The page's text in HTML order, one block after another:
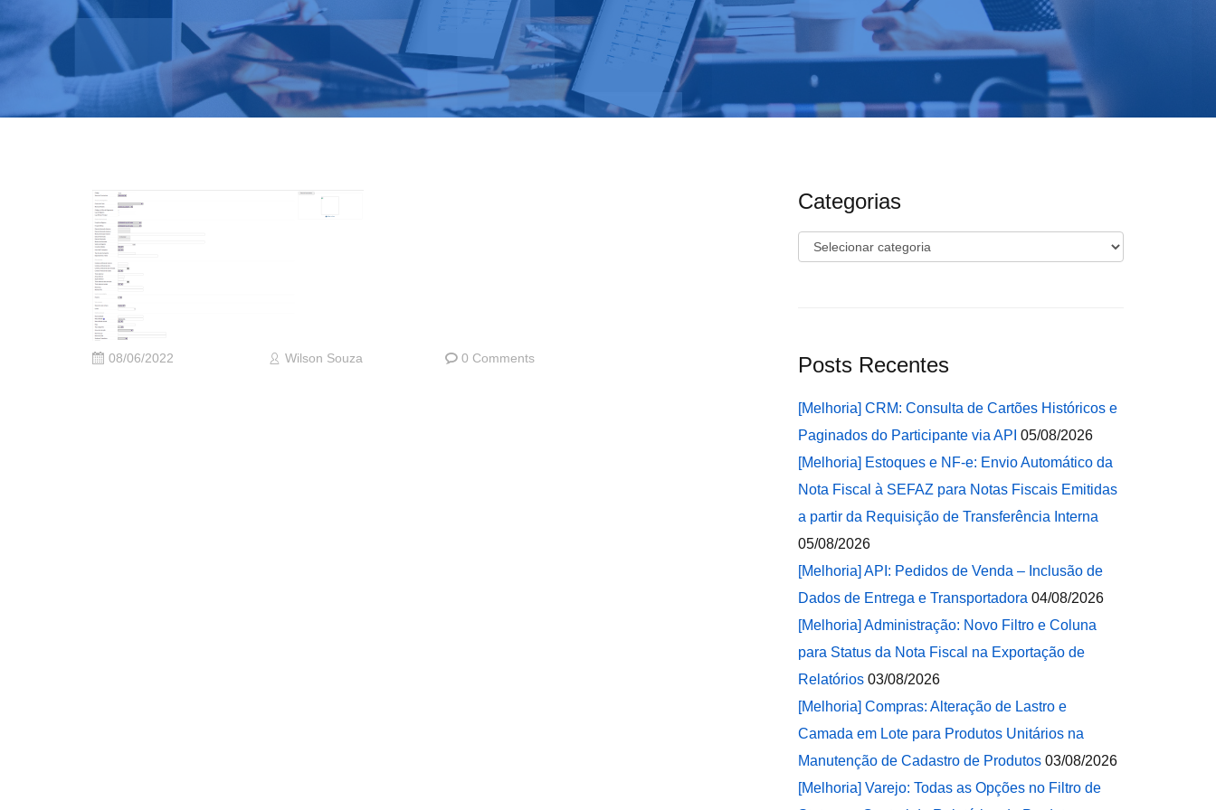
08/06/2022 Wilson Souza 0 Comments
Categorias
Categorias
Posts Recentes
[Melhoria] CRM: Consulta de Cartões Históricos e
Paginados do Participante via API 05/08/2026
[Melhoria] Estoques e NF-e: Envio Automático da
Nota Fiscal à SEFAZ para Notas Fiscais Emitidas
a partir da Requisição de Transferência Interna
05/08/2026
[Melhoria] API: Pedidos de Venda – Inclusão de
Dados de Entrega e Transportadora 04/08/2026
[Melhoria] Administração: Novo Filtro e Coluna
para Status da Nota Fiscal na Exportação de
Relatórios 03/08/2026
[Melhoria] Compras: Alteração de Lastro e
Camada em Lote para Produtos Unitários na
Manutenção de Cadastro de Produtos 03/08/2026
[Melhoria] Varejo: Todas as Opções no Filtro de